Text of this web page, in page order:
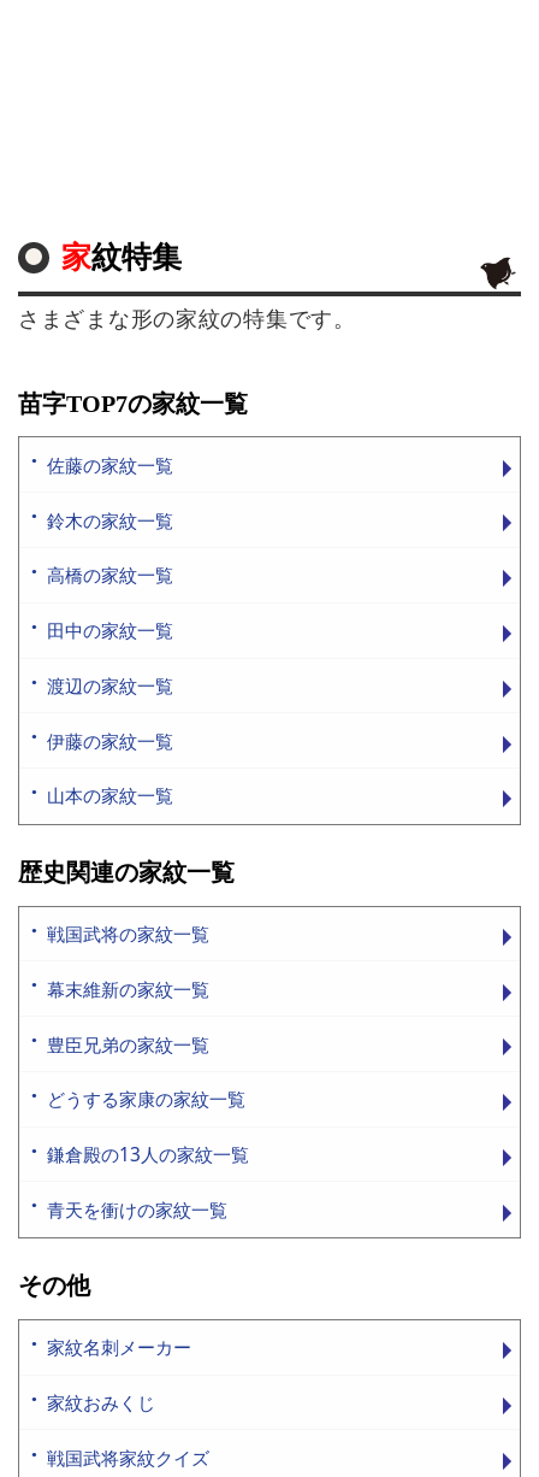
家紋特集
さまざまな形の家紋の特集です。
苗字TOP7の家紋一覧
佐藤の家紋一覧
鈴木の家紋一覧
高橋の家紋一覧
田中の家紋一覧
渡辺の家紋一覧
伊藤の家紋一覧
山本の家紋一覧
歴史関連の家紋一覧
戦国武将の家紋一覧
幕末維新の家紋一覧
豊臣兄弟の家紋一覧
どうする家康の家紋一覧
鎌倉殿の13人の家紋一覧
青天を衝けの家紋一覧
その他
家紋名刺メーカー
家紋おみくじ
戦国武将家紋クイズ